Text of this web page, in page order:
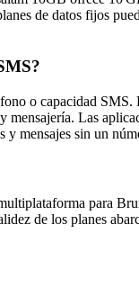
de datos fijos
o capacidad
Las
y mensajes sin un
para
de los planes